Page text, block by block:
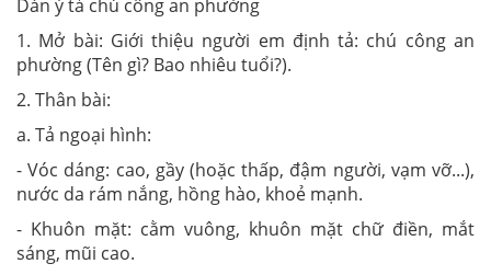
Dàn ý tả chú công an phường
1. Mở bài: Giới thiệu người em định tả: chú công an
phường (Tên gì? Bao nhiêu tuổi?).
2. Thân bài:
a. Tả ngoại hình:
- Vóc dáng: cao, gầy (hoặc thấp, đậm người, vạm vỡ...),
nước da rám nắng, hồng hào, khoẻ mạnh.
- Khuôn mặt: cằm vuông, khuôn mặt chữ điền, mắt
sáng, mũi cao.